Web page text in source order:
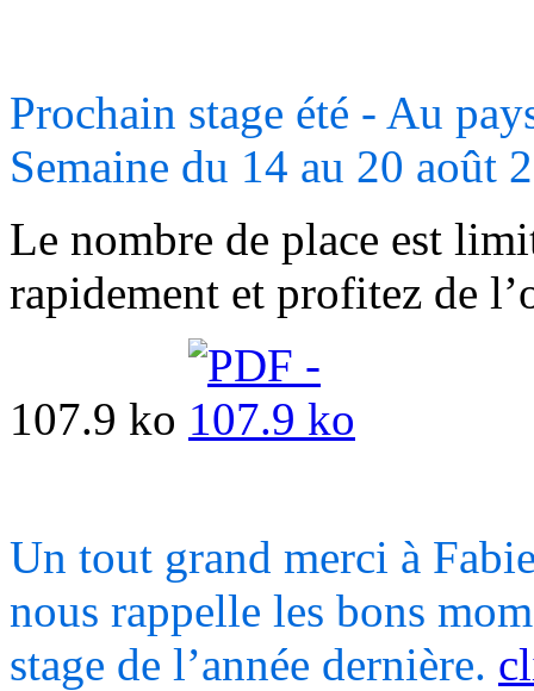
Prochain stage été - Au
Semaine du 14 au 20 août
Le nombre de place est
rapidement et profitez de
107.9 ko
Un tout grand merci à
nous rappelle les bons
stage de l’année dernière.